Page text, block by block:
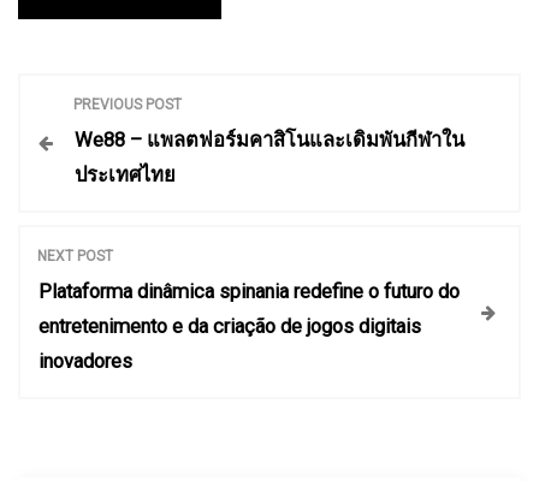
PREVIOUS POST
We88 – แพลตฟอร์มคาสิโนและเดิมพันกีฬาใน
ประเทศไทย
NEXT POST
Plataforma dinâmica spinania redefine o futuro do
entretenimento e da criação de jogos digitais
inovadores